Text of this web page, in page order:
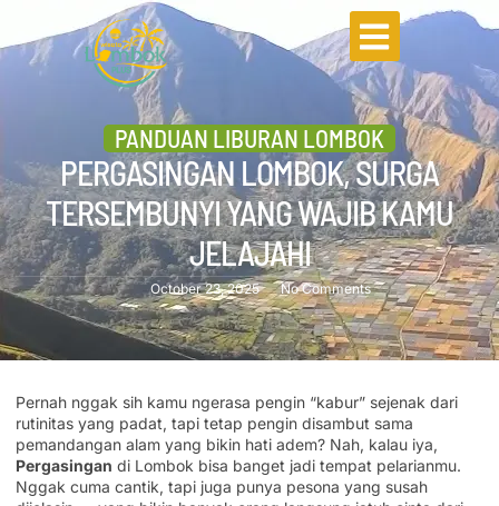
PANDUAN LIBURAN LOMBOK
PERGASINGAN LOMBOK, SURGA
TERSEMBUNYI YANG WAJIB KAMU
JELAJAHI
October 23, 2025 No Comments
Pernah nggak sih kamu ngerasa pengin “kabur” sejenak dari
rutinitas yang padat, tapi tetap pengin disambut sama
pemandangan alam yang bikin hati adem? Nah, kalau iya,
Pergasingan di Lombok bisa banget jadi tempat pelarianmu.
Nggak cuma cantik, tapi juga punya pesona yang susah